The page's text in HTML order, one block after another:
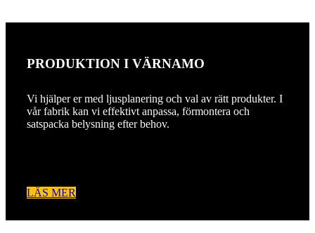
PRODUKTION I VÄRNAMO
Vi hjälper er med ljusplanering och val av rätt produkter. I
vår fabrik kan vi effektivt anpassa, förmontera och
satspacka belysning efter behov.
LÄS MER